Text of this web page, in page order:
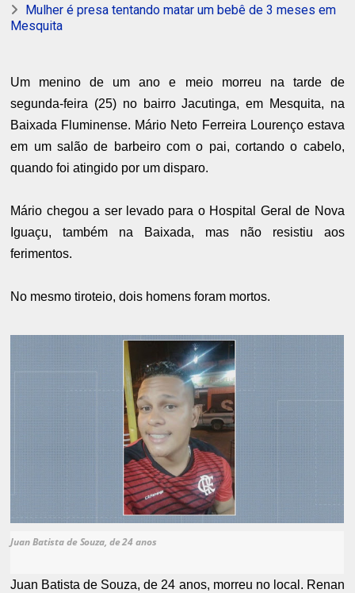
Mulher é presa tentando matar um bebê de 3 meses em
Mesquita
Um menino de um ano e meio morreu na tarde de
segunda-feira (25) no bairro Jacutinga, em Mesquita, na
Baixada Fluminense. Mário Neto Ferreira Lourenço estava
em um salão de barbeiro com o pai, cortando o cabelo,
quando foi atingido por um disparo.
Mário chegou a ser levado para o Hospital Geral de Nova
Iguaçu, também na Baixada, mas não resistiu aos
ferimentos.
No mesmo tiroteio, dois homens foram mortos.
Juan Batista de Souza, de 24 anos
Juan Batista de Souza, de 24 anos, morreu no local. Renan